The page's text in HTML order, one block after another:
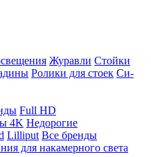
Журавли Стойки
Ролики для стоек Си-
Full HD
4K Недорогие
Lilliput Все бренды
для накамерного света